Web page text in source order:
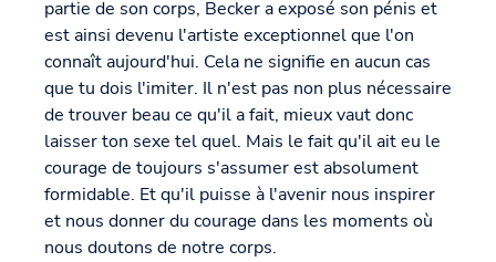
partie de son corps, Becker a exposé son pénis et
est ainsi devenu l'artiste exceptionnel que l'on
connaît aujourd'hui. Cela ne signifie en aucun cas
que tu dois l'imiter. Il n'est pas non plus nécessaire
de trouver beau ce qu'il a fait, mieux vaut donc
laisser ton sexe tel quel. Mais le fait qu'il ait eu le
courage de toujours s'assumer est absolument
formidable. Et qu'il puisse à l'avenir nous inspirer
et nous donner du courage dans les moments où
nous doutons de notre corps.